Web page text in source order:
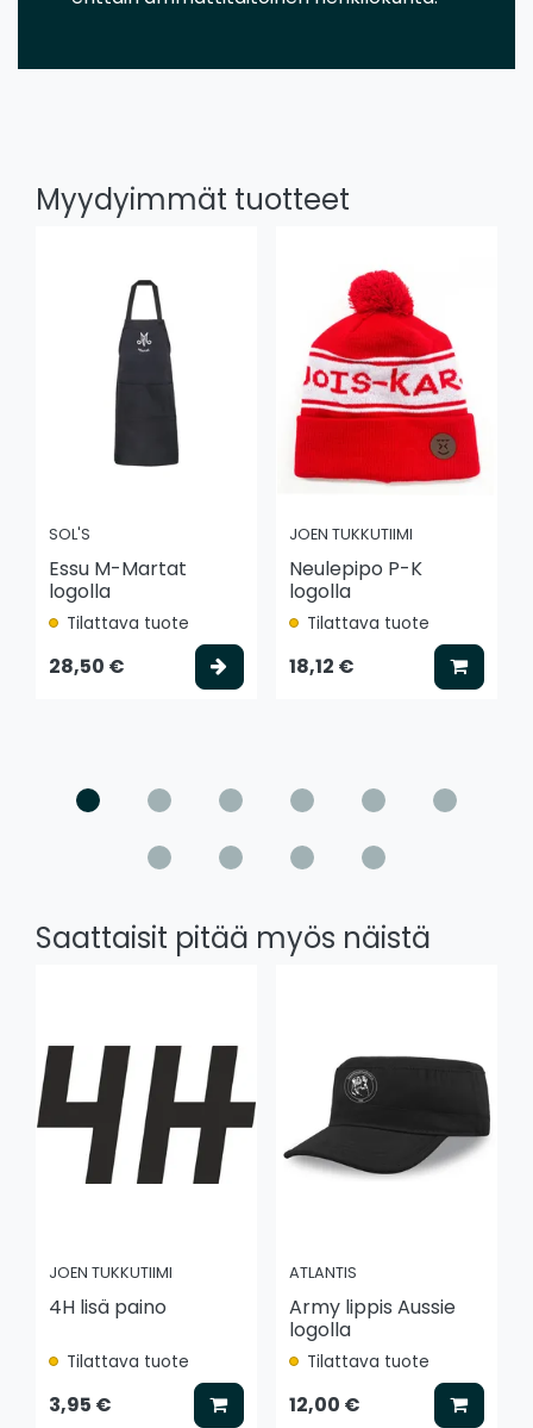
Myydyimmät tuotteet
SOL'S
Essu M-Martat
logolla
Tilattava tuote
28,50 € Valitse vaihtoehto
JOEN TUKKUTIIMI
Neulepipo P-K
logolla
Tilattava tuote
18,12 € Lisää
Saattaisit pitää myös näistä
JOEN TUKKUTIIMI
4H lisä paino
Tilattava tuote
3,95 € Lisää koriin
ATLANTIS
Army lippis Aussie
logolla
Tilattava tuote
12,00 € Lisää